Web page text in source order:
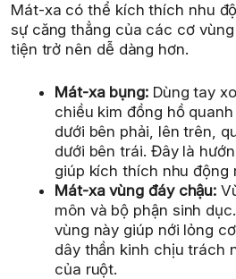
Mát-xa có thể kích thích nhu
sự căng thẳng của các cơ
tiện trở nên dễ dàng hơn.
Mát-xa bụng:Dùng tay
chiều kim đồng hồ
dưới bên phải, lên trên,
dưới bên trái. Đây là
giúp kích thích nhu động
Mát-xa vùng đáy chậu:
môn và bộ phận sinh
vùng này giúp nới lỏng
dây thần kinh chịu trách
của ruột.